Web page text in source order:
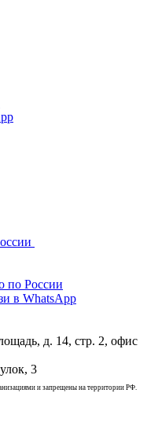
по России
в WhatsApp
д. 14, стр. 2, офис
3
и запрещены на территории РФ.